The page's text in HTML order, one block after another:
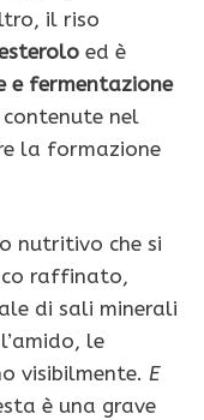
il riso
ed è
e fermentazione
nel
la formazione
nutritivo che si
raffinato,
di sali minerali
le
visibilmente. E
è una grave